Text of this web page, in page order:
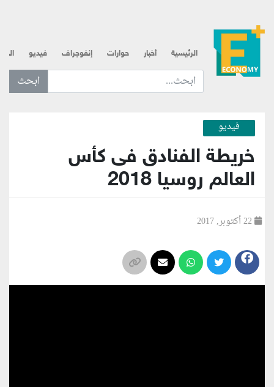
الرئيسية أخبار حوارات إنفوجراف فيديو
ابحث عن... :
فيديو
خريطة الفنادق فى كأس
العالم روسيا 2018